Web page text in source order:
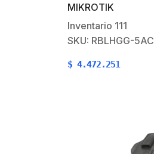
de 27 dBi a un
revolucionario. Es
enlaces punto a
MIKROTIK
Inventario 111
SKU: RBLHGG-
$ 4.472.251